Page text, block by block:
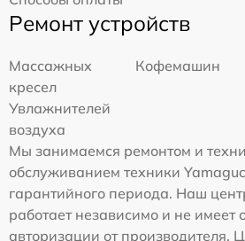
Ремонт устройств
Массажных
кресел
Кофемашин
Увлажнителей
воздуха
Мы занимаемся ремонтом и
обслуживанием техники
гарантийного периода. Наш
работает независимо и не имеет
авторизации от производителя.